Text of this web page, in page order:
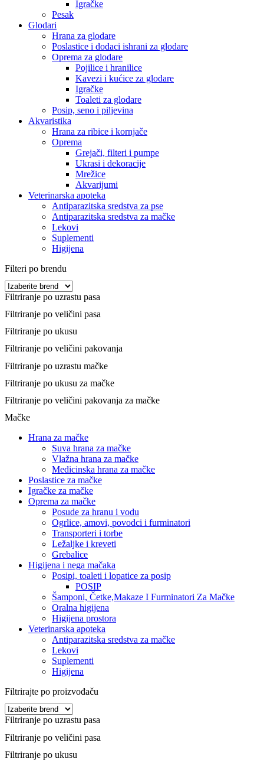
Igračke
Pesak
Glodari
Hrana za glodare
Poslastice i dodaci ishrani za glodare
Oprema za glodare
Pojilice i hranilice
Kavezi i kućice za glodare
Igračke
Toaleti za glodare
Posip, seno i piljevina
Akvaristika
Hrana za ribice i kornjače
Oprema
Grejači, filteri i pumpe
Ukrasi i dekoracije
Mrežice
Akvarijumi
Veterinarska apoteka
Antiparazitska sredstva za pse
Antiparazitska sredstva za mačke
Lekovi
Suplementi
Higijena
Filteri po brendu
Filtriranje po uzrastu pasa
Filtriranje po veličini pasa
Filtriranje po ukusu
Filtriranje po veličini pakovanja
Filtriranje po uzrastu mačke
Filtriranje po ukusu za mačke
Filtriranje po veličini pakovanja za mačke
Mačke
Hrana za mačke
Suva hrana za mačke
Vlažna hrana za mačke
Medicinska hrana za mačke
Poslastice za mačke
Igračke za mačke
Oprema za mačke
Posude za hranu i vodu
Ogrlice, amovi, povodci i furminatori
Transporteri i torbe
Ležaljke i kreveti
Grebalice
Higijena i nega mačaka
Posipi, toaleti i lopatice za posip
POSIP
Šamponi, Četke,Makaze I Furminatori Za Mačke
Oralna higijena
Higijena prostora
Veterinarska apoteka
Antiparazitska sredstva za mačke
Lekovi
Suplementi
Higijena
Filtrirajte po proizvođaču
Filtriranje po uzrastu pasa
Filtriranje po veličini pasa
Filtriranje po ukusu